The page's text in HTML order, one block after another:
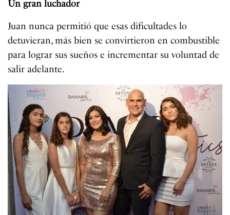
Un gran luchador
Juan nunca permitió que esas dificultades lo
detuvieran, más bien se convirtieron en combustible
para lograr sus sueños e incrementar su voluntad de
salir adelante.